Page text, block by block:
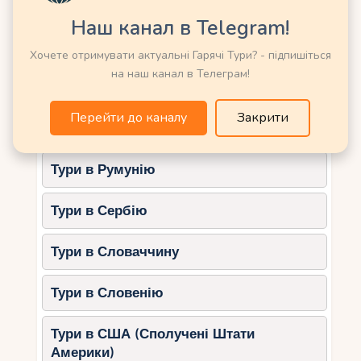
Різноманітні рівні складності – від
легких доріг до гірських стежок.
Багата інфраструктура для
туристів.
Корисні поради для
велопрогулянок
Арендуйте велосипед
заздалегідь.
велосипеди можуть бути розібрані,
особливо у високий сезон.
Вибирайте відповідний тип
велосипеда.Гірські велосипеди
підійдуть для пересіченої місцевості,
а міські для рівних доріг.
Слідкуйте за погодою.
Тури в Німеччину
Тури в ОАЕ (Емірати)
Тури в Румунію
Тури в Сербію
Тури в Словаччину
Тури в Словенію
Тури в США (Сполучені Штати
Америки)
Наш канал в Telegram!
Хочете отримувати актуальні Гарячі Тури? - підпишіться
на наш канал в Телеграм!
Перейти до каналу Закрити